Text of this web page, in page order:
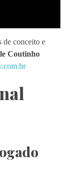
de conceito e
Coutinho